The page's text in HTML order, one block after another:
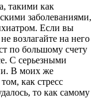
такими как
заболеваниями,
Если вы
возлагайте на него
по большому счету
С серьезными
В моих же
как стресс
то как самому